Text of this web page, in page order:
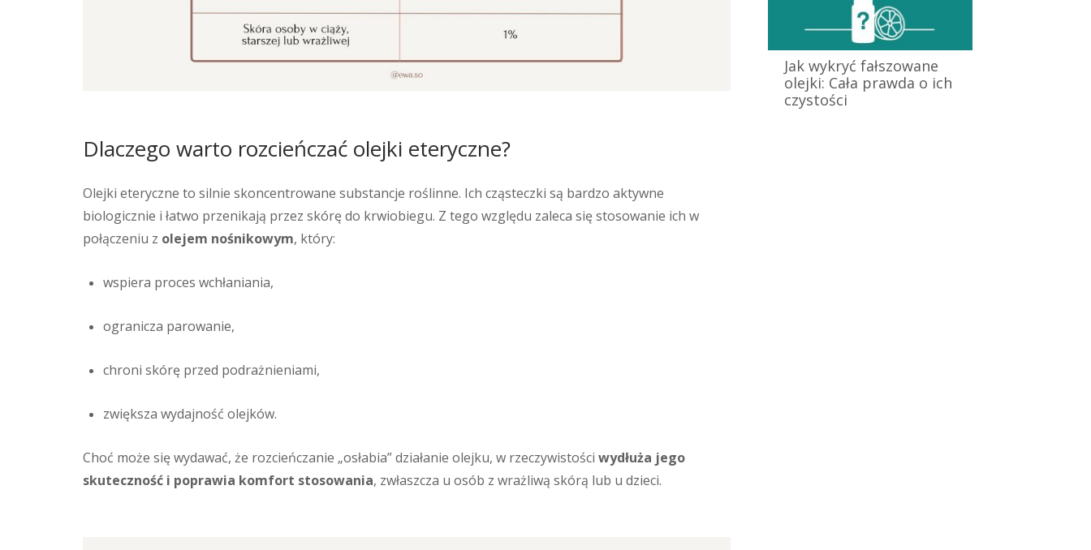
Dlaczego warto rozcieńczać olejki eteryczne?
Olejki eteryczne to silnie skoncentrowane substancje roślinne. Ich cząsteczki są bardzo aktywne
biologicznie i łatwo przenikają przez skórę do krwiobiegu. Z tego względu zaleca się stosowanie ich w
połączeniu z olejem nośnikowym, który:
wspiera proces wchłaniania,
ogranicza parowanie,
chroni skórę przed podrażnieniami,
zwiększa wydajność olejków.
Choć może się wydawać, że rozcieńczanie „osłabia” działanie olejku, w rzeczywistości wydłuża jego
skuteczność i poprawia komfort stosowania, zwłaszcza u osób z wrażliwą skórą lub u dzieci.
Jak wykryć fałszowane
olejki: Cała prawda o ich
czystości